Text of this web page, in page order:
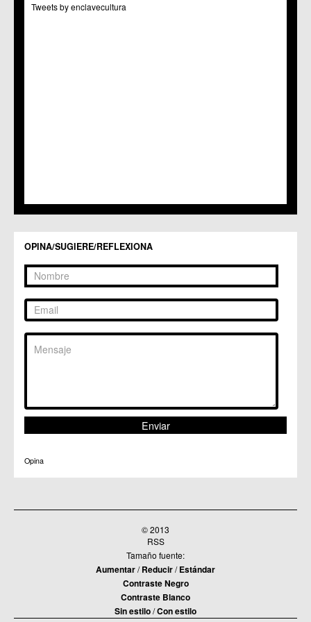
C.C. Puertas de Castilla
C.C. Zarandona
Tweets by enclavecultura
OPINA/SUGIERE/REFLEXIONA
Opina
© 2013
RSS
Tamaño fuente:
Aumentar/Reducir/Estándar
Contraste Negro
Contraste Blanco
Sin estilo/Con estilo